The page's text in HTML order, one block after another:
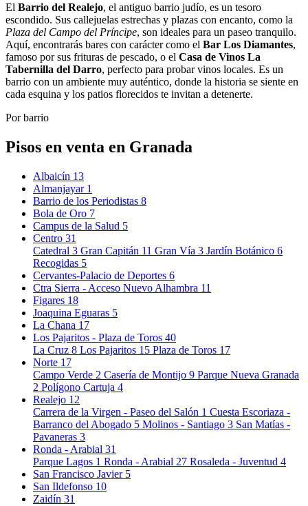
El Barrio del Realejo, el antiguo barrio judío, es un tesoro
escondido. Sus callejuelas estrechas y plazas con encanto, como la
Plaza del Campo del Príncipe, son ideales para un paseo tranquilo.
Aquí, encontrarás bares con carácter como el Bar Los Diamantes,
famoso por sus frituras de pescado, o el Casa de Vinos La
Tabernilla del Darro, perfecto para probar vinos locales. Es un
barrio con un ambiente muy auténtico, donde la historia se siente en
cada esquina y los patios florecidos te invitan a detenerte.
Por barrio
Pisos en venta en Granada
Albaicín 13
Almanjayar 1
Barrio de los Periodistas 8
Bola de Oro 7
Campus de la Salud 5
Centro 31
Catedral 3 Gran Capitán 11 Gran Vía 3 Jardín Botánico 6
Recogidas 5
Cervantes-Palacio de Deportes 6
Ctra Sierra - Acceso Nuevo Alhambra 11
Figares 18
Joaquina Eguaras 5
La Chana 17
Los Pajaritos - Plaza de Toros 40
La Cruz 8 Los Pajaritos 15 Plaza de Toros 17
Norte 17
Campo Verde 2 Casería de Montijo 9 Parque Nueva Granada
2 Polígono Cartuja 4
Realejo 12
Carrera de la Virgen - Paseo del Salón 1 Cuesta Escoriaza -
Barranco del Abogado 5 Molinos - Santiago 3 San Matías -
Pavaneras 3
Ronda - Arabial 31
Parque Lagos 1 Ronda - Arabial 27 Rosaleda - Juventud 4
San Francisco Javier 5
San Ildefonso 10
Zaidín 31